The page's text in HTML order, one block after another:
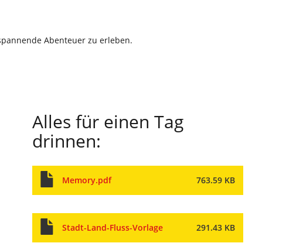
Abenteuer zu erleben.
Alles für einen Tag
drinnen:
Memory.pdf 763.59 KB
Stadt-Land-Fluss-Vorlage 291.43 KB